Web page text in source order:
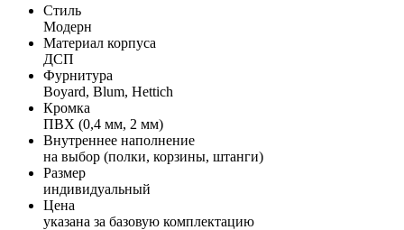
Стиль
Модерн
Материал корпуса
ДСП
Фурнитура
Boyard, Blum, Hettich
Кромка
ПВХ (0,4 мм, 2 мм)
Внутреннее наполнение
на выбор (полки, корзины, штанги)
Размер
индивидуальный
Цена
указана за базовую комплектацию